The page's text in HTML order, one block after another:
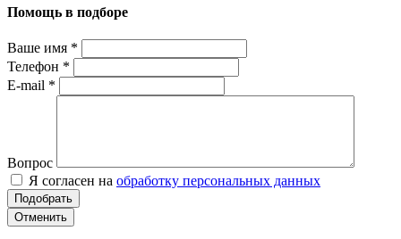
Помощь в подборе
Ваше имя *
Телефон *
E-mail *
Вопрос
Я согласен на обработку персональных данных
Отменить